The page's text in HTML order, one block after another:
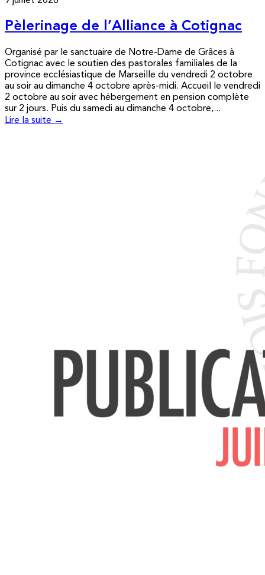
Pèlerinage de l’Alliance à Cotignac
Organisé par le sanctuaire de Notre-Dame de Grâces à
Cotignac avec le soutien des pastorales familiales de la
province ecclésiastique de Marseille du vendredi 2 octobre
au soir au dimanche 4 octobre après-midi. Accueil le vendredi
2 octobre au soir avec hébergement en pension complète
sur 2 jours. Puis du samedi au dimanche 4 octobre,...
Lire la suite →